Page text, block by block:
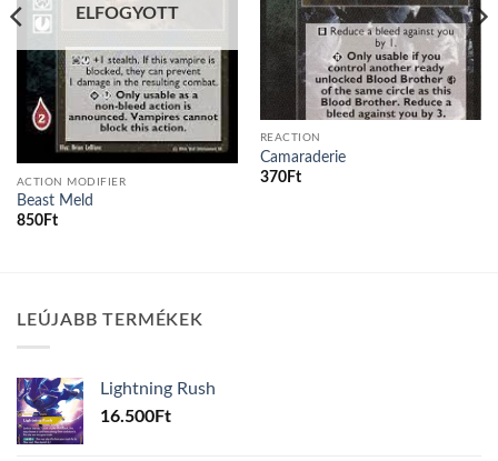
ELFOGYOTT
ACTION MODIFIER
Beast Meld
850Ft
REACTION
Camaraderie
370Ft
LEÚJABB TERMÉKEK
Lightning Rush
16.500Ft